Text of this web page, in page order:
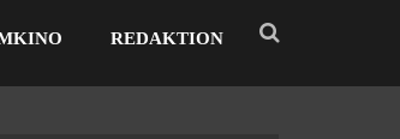
REDAKTION